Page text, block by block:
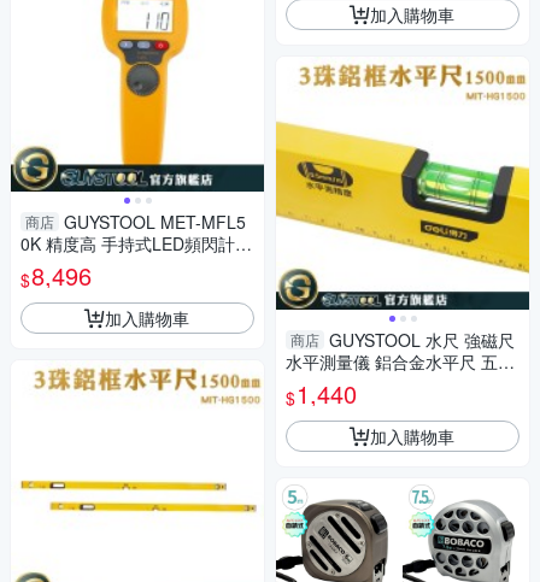
商店 GUYSTOOL MET-MFL5
0K 精度高 手持式LED頻閃計
印刷業 轉速計 非接觸測速計 數
顯測速儀 測速計
$8,496
加入購物車
加入購物車
商店 GUYSTOOL 水尺 強磁尺
水平測量儀 鋁合金水平尺 五金
工具 高精度 MIT-HG1500 强磁
水平尺
$1,440
加入購物車